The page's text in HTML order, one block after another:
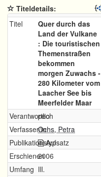
Titeldetails:
Titel
Quer durch das
Land der Vulkane
: Die touristischen
Themenstraßen
bekommen
morgen Zuwachs -
280 Kilometer vom
Laacher See bis
Meerfelder Maar
Verantwortlich
peo
Verfasser/inOchs, Petra
PublikationstypAufsatz
Erschienen2006
Umfang Ill.